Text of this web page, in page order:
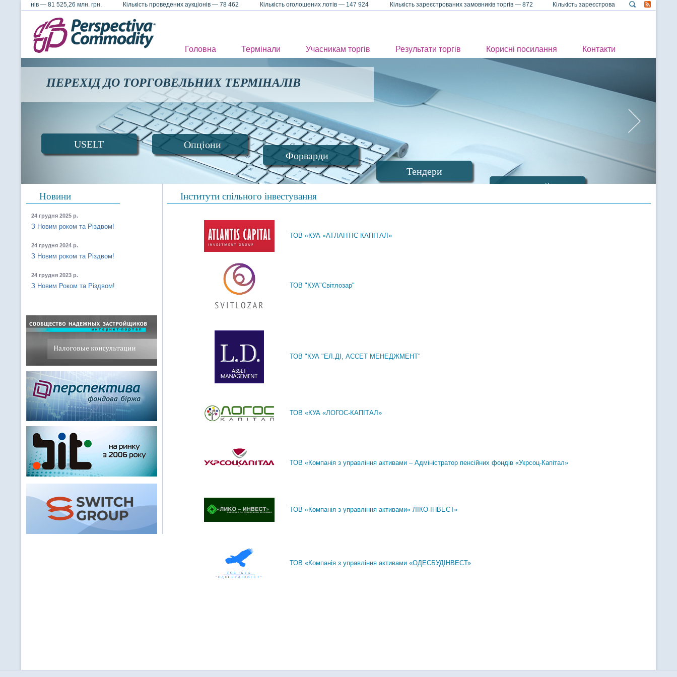
аукціонів — 81 525,26 млн. грн. Кількість проведених аукціонів — 78 462 Кількість оголошених лотів — 147 924 Кількість зареєстрованих замовників торгів — 872 Кількість зареєстрованих учасників
Головна Термінали Учасникам торгів Результати торгів Корисні посилання Контакти
ПЕРЕХІД ДО ТОРГОВЕЛЬНИХ ТЕРМІНАЛІВ
USELT Опціони Форварди Тендери
Інститути спільного інвестування
ТОВ «КУА «АТЛАНТІС КАПІТАЛ»
ТОВ "КУА"Світлозар"
ТОВ "КУА "ЕЛ.ДІ, АССЕТ МЕНЕДЖМЕНТ"
ТОВ «КУА «ЛОГОС-КАПІТАЛ»
ТОВ «Компанія з управління активами – Адміністратор пенсійних фондів «Укрсоц-Капітал»
ТОВ «Компанія з управління активами« ЛІКО-ІНВЕСТ»
ТОВ «Компанія з управління активами «ОДЕСБУДІНВЕСТ»
Новини
24 грудня 2025 р.
З Новим роком та Різдвом!
24 грудня 2024 р.
З Новим роком та Різдвом!
24 грудня 2023 р.
З Новим Роком та Різдвом!